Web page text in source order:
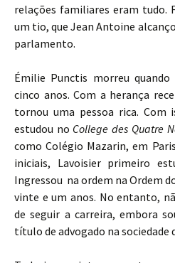
relações familiares eram tudo.
um tio, que Jean Antoine
parlamento.
Émilie Punctis morreu
cinco anos. Com a herança
tornou uma pessoa rica. Com
estudou no College des Quatre
como Colégio Mazarin, em
iniciais, Lavoisier primeiro
Ingressou na ordem na Ordem
vinte e um anos. No entanto,
de seguir a carreira, embora
título de advogado na sociedade